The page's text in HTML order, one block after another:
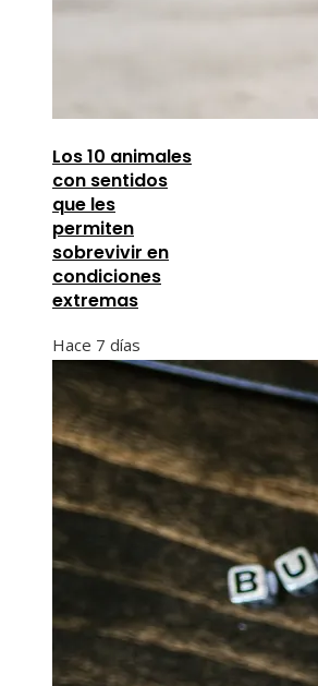
Los 10 animales
con sentidos
que les
permiten
sobrevivir en
condiciones
extremas
Hace 7 días